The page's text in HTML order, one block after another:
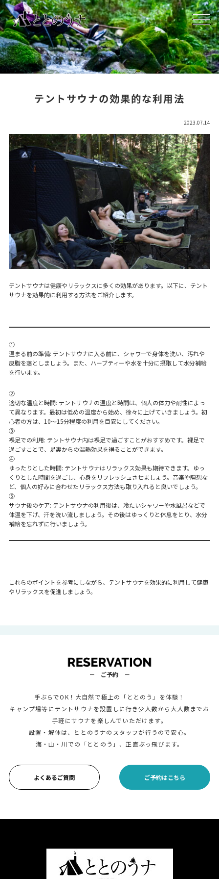
テントサウナの効果的な利用法
2023.07.14
テントサウナは健康やリラックスに多くの効果があります。以下に、テント
サウナを効果的に利用する方法をご紹介します。
①
温まる前の準備: テントサウナに入る前に、シャワーで身体を洗い、汚れや
皮脂を落としましょう。また、ハーブティーや水を十分に摂取して水分補給
を行います。
②
適切な温度と時間: テントサウナの温度と時間は、個人の体力や耐性によっ
て異なります。最初は低めの温度から始め、徐々に上げていきましょう。初
心者の方は、10〜15分程度の利用を目安にしてください。
③
裸足での利用: テントサウナ内は裸足で過ごすことがおすすめです。裸足で
過ごすことで、足裏からの温熱効果を得ることができます。
④
ゆったりとした時間: テントサウナはリラックス効果も期待できます。ゆっ
くりとした時間を過ごし、心身をリフレッシュさせましょう。音楽や瞑想な
ど、個人の好みに合わせたリラックス方法も取り入れると良いでしょう。
⑤
サウナ後のケア: テントサウナの利用後は、冷たいシャワーや水風呂などで
体温を下げ、汗を洗い流しましょう。その後はゆっくりと休息をとり、水分
補給を忘れずに行いましょう。
これらのポイントを参考にしながら、テントサウナを効果的に利用して健康
やリラックスを促進しましょう。
－ ご予約 －
手ぶらでOK！大自然で極上の「ととのう」を体験！
キャンプ場等にテントサウナを設置しに行き少人数から大人数までお
手軽にサウナを楽しんでいただけます。
設置・解体は、ととのうナのスタッフが行うので安心。
海・山・川での「ととのう」、正直ぶっ飛びます。
よくあるご質問 ご予約はこちら